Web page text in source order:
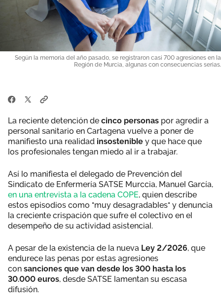
Según la memoria del año pasado, se registraron casi 700 agresiones en la
Región de Murcia, algunas con consecuencias serias.
La reciente detención de cinco personas por agredir a
personal sanitario en Cartagena vuelve a poner de
manifiesto una realidad insostenible y que hace que
los profesionales tengan miedo al ir a trabajar.
Así lo manifiesta el delegado de Prevención del
Sindicato de Enfermería SATSE Murccia, Manuel García,
en una entrevista a la cadena COPE, quien describe
estos episodios como "muy desagradables" y denuncia
la creciente crispación que sufre el colectivo en el
desempeño de su actividad asistencial.
A pesar de la existencia de la nueva Ley 2/2026, que
endurece las penas por estas agresiones
con sanciones que van desde los 300 hasta los
30.000 euros, desde SATSE lamentan su escasa
difusión.